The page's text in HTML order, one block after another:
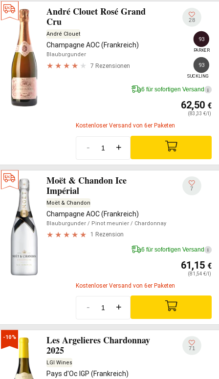
André Clouet Rosé Grand
Cru
André Clouet
Champagne AOC (Frankreich)
Blauburgunder
7 Rezensionen
28
93
PARKER
93
SUCKLING
6 für sofortigen Versand i
62,50 €
(83,33 €/l)
Kostenloser Versand von 6er Paketen
- +
Moët & Chandon Ice
Impérial
Moët & Chandon
Champagne AOC (Frankreich)
Blauburgunder / Pinot meunier / Chardonnay
1 Rezension
7
6 für sofortigen Versand i
61,15 €
(81,54 €/l)
Kostenloser Versand von 6er Paketen
- +
-10%
Les Argelieres Chardonnay
2025
LGI Wines
Pays d'Oc IGP (Frankreich)
71